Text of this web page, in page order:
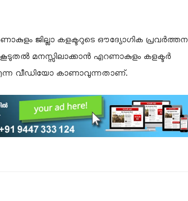
ജില്ലാ കളക്ടറുടെ ഔദ്യോഗിക പ്രവർത്തന
മനസ്സിലാക്കാൻ എറണാകുളം കളക്ടർ
വീഡിയോ കാണാവുന്നതാണ്.